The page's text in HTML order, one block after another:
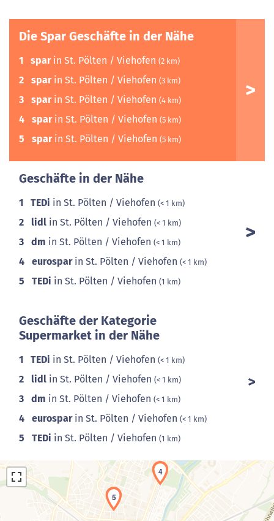
Die Spar Geschäfte in der Nähe
1 sparin St. Pölten / Viehofen (2 km)
2 sparin St. Pölten / Viehofen (3 km)
3 sparin St. Pölten / Viehofen (4 km)
4 sparin St. Pölten / Viehofen (5 km)
5 sparin St. Pölten / Viehofen (5 km)
Geschäfte in der Nähe
1 TEDi in St. Pölten / Viehofen (< 1 km)
2 lidl in St. Pölten / Viehofen (< 1 km)
3 dm in St. Pölten / Viehofen (< 1 km)
4 eurosparin St. Pölten / Viehofen (< 1 km)
5 TEDi in St. Pölten / Viehofen (1 km)
Geschäfte der Kategorie
Supermarket in der Nähe
1 TEDi in St. Pölten / Viehofen (< 1 km)
2 lidl in St. Pölten / Viehofen (< 1 km)
3 dm in St. Pölten / Viehofen (< 1 km)
4 eurosparin St. Pölten / Viehofen (< 1 km)
5 TEDi in St. Pölten / Viehofen (1 km)
4
5